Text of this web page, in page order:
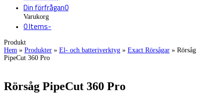
Din förfrågan0
Varukorg
0 Items-
Produkt
Hem » Produkter » El- och batteriverktyg » Exact Rörsågar » Rörsåg
PipeCut 360 Pro
Rörsåg PipeCut 360 Pro